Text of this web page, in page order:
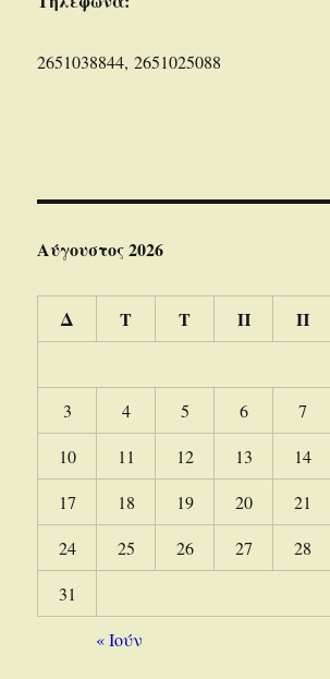
2651038844, 2651025088
Αύγουστος 2026
Δ Τ Τ Π Π
3
4 5 6 7
10
11 12 13 14
17
18 19 20 21
24
25 26 27 28
31
« Ιούν